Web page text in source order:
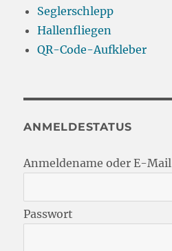
Seglerschlepp
Hallenfliegen
QR-Code-Aufkleber
ANMELDESTATUS
Anmeldename oder E-Mail
Passwort